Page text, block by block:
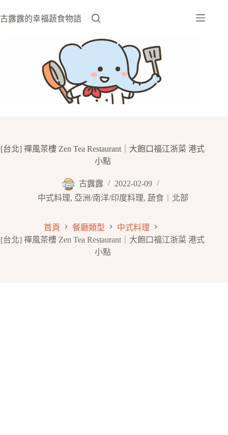
至
古露露的幸福蔬食物語
[台北] 禪風茶樓 Zen Tea Restaurant｜大飽口福江浙菜 港式
小點
古露露
2022-02-09
中式料理, 亞洲/南洋/印度料理, 蔬食｜北部
首頁 餐廳類型
中式料理
[台北] 禪風茶樓 Zen Tea Restaurant｜大飽口福江浙菜 港式
小點